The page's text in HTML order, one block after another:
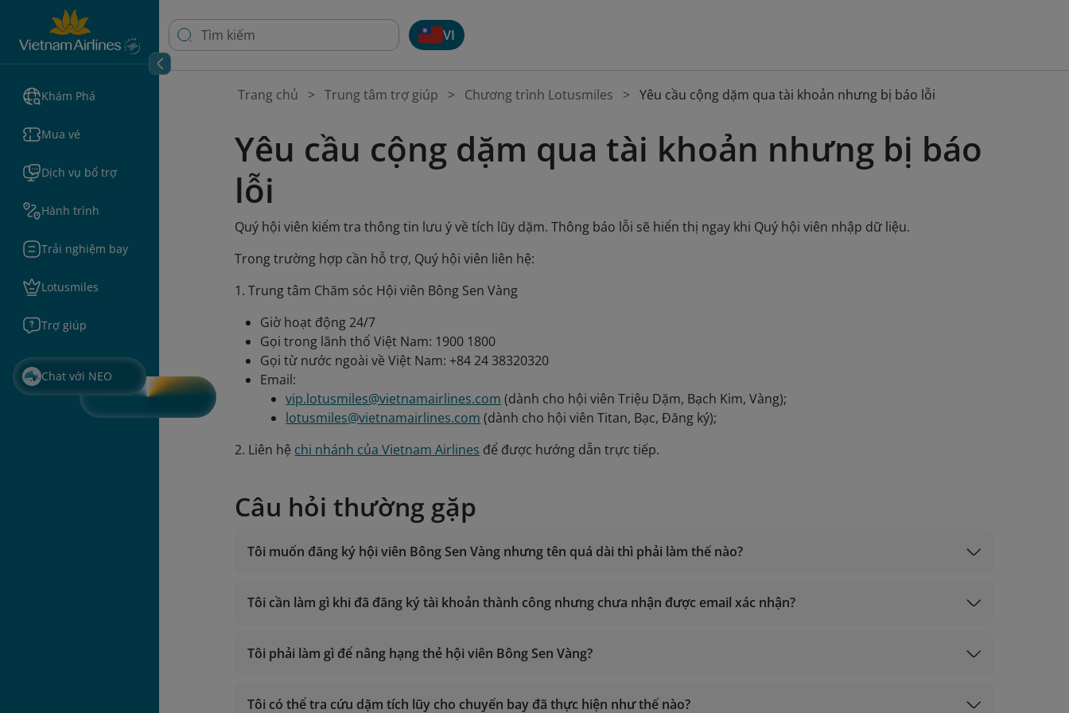
Khám Phá
Mua vé
Dịch vụ bổ trợ
Hành trình
Trải nghiệm bay
Lotusmiles
Trợ giúp
Chat với NEO
VI
Trang chủ Trung tâm trợ giúp Chương trình Lotusmiles Yêu cầu cộng dặm qua tài khoản nhưng bị báo lỗi
Yêu cầu cộng dặm qua tài khoản nhưng bị báo
lỗi
Quý hội viên kiểm tra thông tin lưu ý về tích lũy dặm. Thông báo lỗi sẽ hiển thị ngay khi Quý hội viên nhập dữ liệu.
Trong trường hợp cần hỗ trợ, Quý hội viên liên hệ:
1. Trung tâm Chăm sóc Hội viên Bông Sen Vàng
Giờ hoạt động 24/7
Gọi trong lãnh thổ Việt Nam: 1900 1800
Gọi từ nước ngoài về Việt Nam: +84 24 38320320
Email:
vip.lotusmiles@vietnamairlines.com (dành cho hội viên Triệu Dặm, Bạch Kim, Vàng);
lotusmiles@vietnamairlines.com (dành cho hội viên Titan, Bạc, Đăng ký);
2. Liên hệ chi nhánh của Vietnam Airlines để được hướng dẫn trực tiếp.
Câu hỏi thường gặp
Tôi muốn đăng ký hội viên Bông Sen Vàng nhưng tên quá dài thì phải làm thế nào?
Gọi từ nước ngoài về Việt Nam: +84 24 38320320
vip.lotusmiles@vietnamairlines.com
(dành cho hội viên Triệu Dặm, Bạch Kim, Vàng)
Tôi cần làm gì khi đã đăng ký tài khoản thành công nhưng chưa nhận được email xác nhận?
Tôi phải làm gì để nâng hạng thẻ hội viên Bông Sen Vàng?
tiêu chí xét hạng
Tôi có thể tra cứu dặm tích lũy cho chuyến bay đã thực hiện như thế nào?